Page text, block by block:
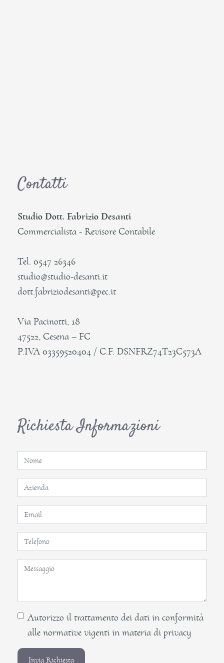
Contatti
Studio Dott. Fabrizio Desanti
Commercialista - Revisore Contabile
Tel. 0547 26346
studio@studio-desanti.it
dott.fabriziodesanti@pec.it
Via Pacinotti, 18
47522, Cesena – FC
P.IVA 03359520404 / C.F. DSNFRZ74T23C573A
Richiesta Informazioni
Autorizzo il trattamento dei dati in conformità
alle normative vigenti in materia di privacy
Invia Richiesta